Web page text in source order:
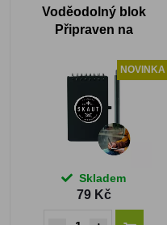
Voděodolný blok
Připraven na
NOVINKA
Skladem
79 Kč